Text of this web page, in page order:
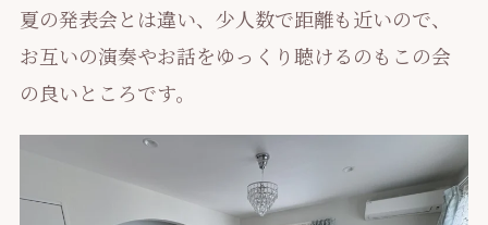
夏の発表会とは違い、少人数で距離も近いので、
お互いの演奏やお話をゆっくり聴けるのもこの会
の良いところです。